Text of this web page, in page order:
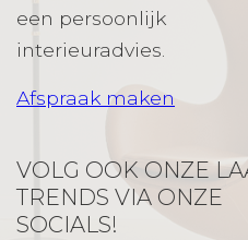
een persoonlijk
interieuradvies.
Afspraak maken
VOLG OOK ONZE
TRENDS VIA ONZE
SOCIALS!